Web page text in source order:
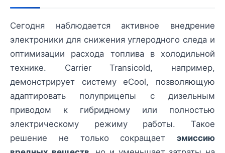
Сегодня наблюдается активное внедрение
электроники для снижения углеродного следа и
оптимизации расхода топлива в холодильной
технике. Carrier Transicold, например,
демонстрирует систему eCool, позволяющую
адаптировать полуприцепы с дизельным
приводом к гибридному или полностью
электрическому режиму работы. Такое
решение не только сокращает эмиссию